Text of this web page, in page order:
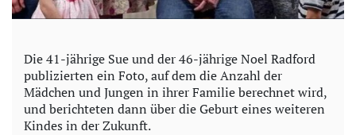
Die 41-jährige Sue und der 46-jährige Noel Radford
publizierten ein Foto, auf dem die Anzahl der
Mädchen und Jungen in ihrer Familie berechnet wird,
und berichteten dann über die Geburt eines weiteren
Kindes in der Zukunft.